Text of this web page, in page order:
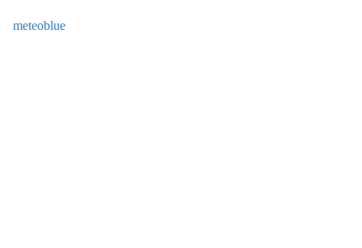
meteoblue